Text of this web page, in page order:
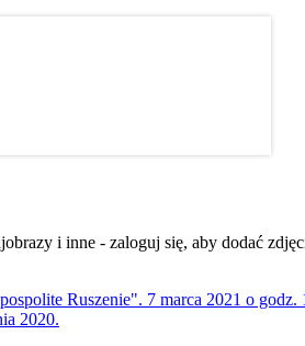
i inne - zaloguj się, aby dodać
Ruszenie". 7 marca 2021 o
2020.